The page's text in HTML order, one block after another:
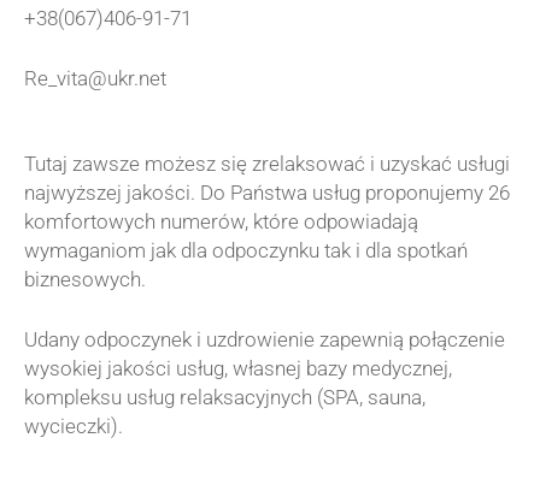
+38(067)406-91-71
Re_vita@ukr.net
Tutaj zawsze możesz się zrelaksować i uzyskać usługi
najwyższej jakości. Do Państwa usług proponujemy 26
komfortowych numerów, które odpowiadają
wymaganiom jak dla odpoczynku tak i dla spotkań
biznesowych.
Udany odpoczynek i uzdrowienie zapewnią połączenie
wysokiej jakości usług, własnej bazy medycznej,
kompleksu usług relaksacyjnych (SPA, sauna,
wycieczki).